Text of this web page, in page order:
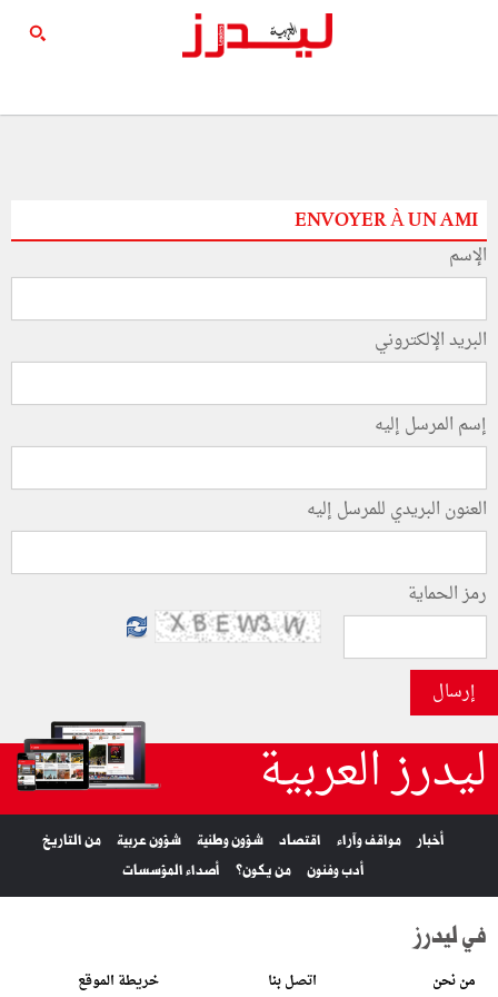
ENVOYER À UN AMI
الإسم
البريد الإلكتروني
إسم المرسل إليه
العنون البريدي للمرسل إليه
رمز الحماية
إرسال
ليدرز العربية
أخبار مواقف وآراء اقتصاد شؤون وطنية شؤون عربية
من التاريخ
أدب وفنون
من يكون؟ أصداء المؤسسات
في ليدرز
من نحن اتصل بنا خريطة الموقع